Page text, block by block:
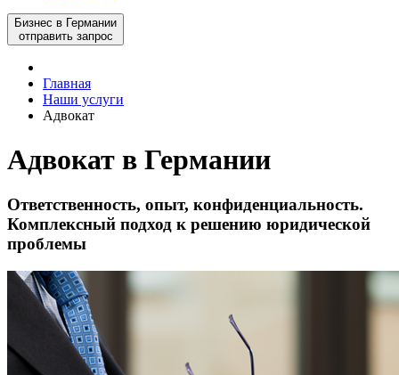
Бизнес в Германии
отправить запрос
Главная
Наши услуги
Адвокат
Адвокат в Германии
Ответственность, опыт, конфиденциальность.
Комплексный подход к решению юридической
проблемы